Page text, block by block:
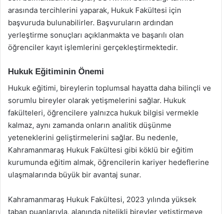
arasında tercihlerini yaparak, Hukuk Fakültesi için
başvuruda bulunabilirler. Başvuruların ardından
yerleştirme sonuçları açıklanmakta ve başarılı olan
öğrenciler kayıt işlemlerini gerçekleştirmektedir.
Hukuk Eğitiminin Önemi
Hukuk eğitimi, bireylerin toplumsal hayatta daha bilinçli ve
sorumlu bireyler olarak yetişmelerini sağlar. Hukuk
fakülteleri, öğrencilere yalnızca hukuk bilgisi vermekle
kalmaz, aynı zamanda onların analitik düşünme
yeteneklerini geliştirmelerini sağlar. Bu nedenle,
Kahramanmaraş Hukuk Fakültesi gibi köklü bir eğitim
kurumunda eğitim almak, öğrencilerin kariyer hedeflerine
ulaşmalarında büyük bir avantaj sunar.
Kahramanmaraş Hukuk Fakültesi, 2023 yılında yüksek
taban puanlarıyla, alanında nitelikli bireyler yetiştirmeye